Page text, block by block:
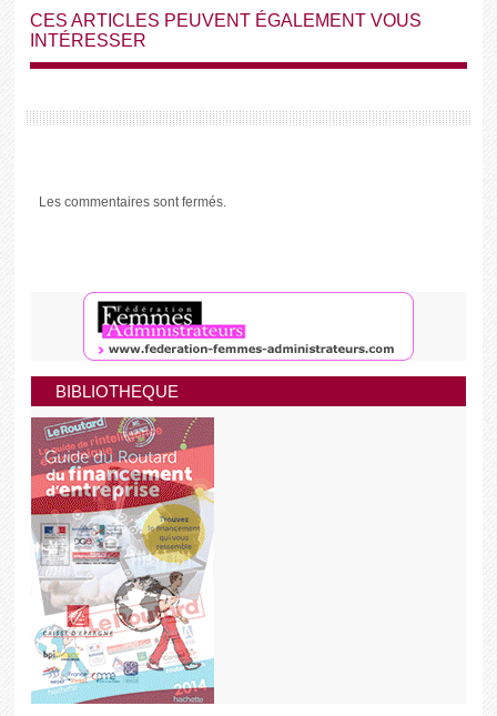
CES ARTICLES PEUVENT ÉGALEMENT VOUS
INTÉRESSER
Les commentaires sont fermés.
BIBLIOTHEQUE